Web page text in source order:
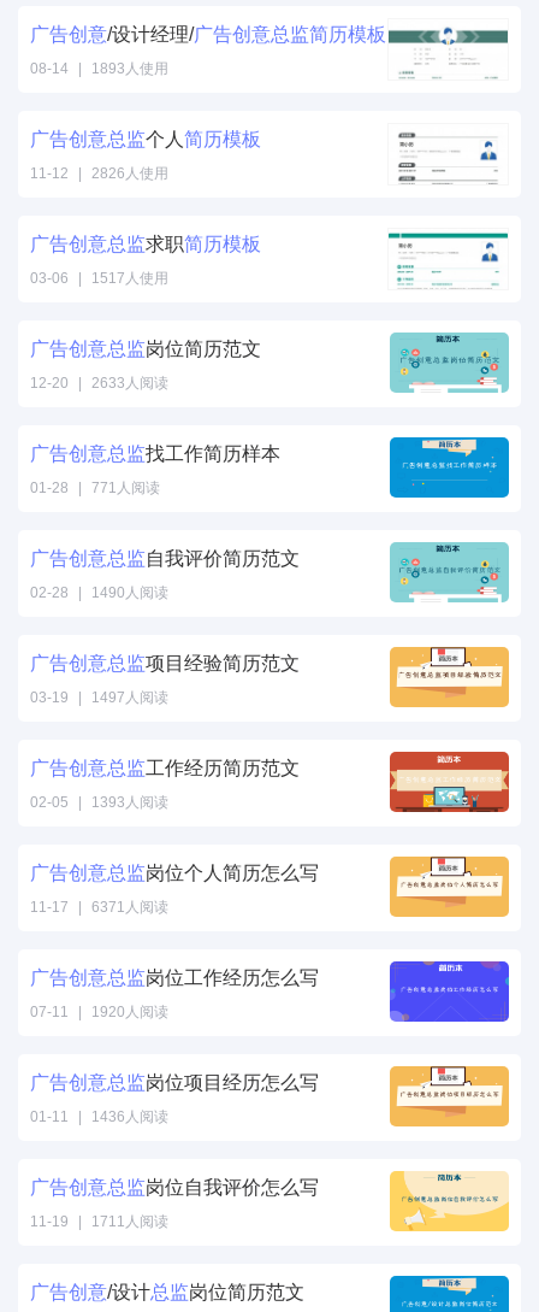
广告创意/设计经理/广告创意总监简历模板
08-14 1893人使用
广告创意总监个人 简历模板
11-12 2826人使用
广告创意总监求职简历模板
03-06 1517人使用
广告创意总监岗位简历范文
12-20 2633人阅读
广告创意总监找工作简历样本
01-28 771人阅读
广告创意总监自我评价简历范文
02-28 1490人阅读
广告创意总监项目经验简历范文
03-19 1497人阅读
广告创意总监工作经历简历范文
02-05 1393人阅读
广告创意总监岗位个人简历怎么写
11-17 6371人阅读
广告创意总监岗位工作经历怎么写
07-11 1920人阅读
广告创意总监岗位项目经历怎么写
01-11 1436人阅读
广告创意总监岗位自我评价怎么写
11-19 1711人阅读
广告创意/设计总监岗位简历范文